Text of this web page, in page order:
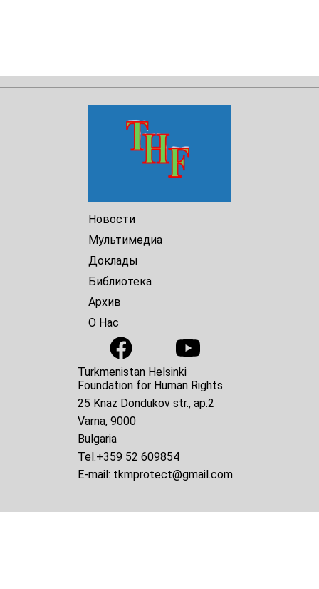
Новости
Мультимедиа
Доклады
Библиотека
Архив
О Нас
Turkmenistan Helsinki
Foundation for Human Rights
25 Knaz Dondukov str., ap.2
Varna, 9000
Bulgaria
Tel.+359 52 609854
E-mail: tkmprotect@gmail.com